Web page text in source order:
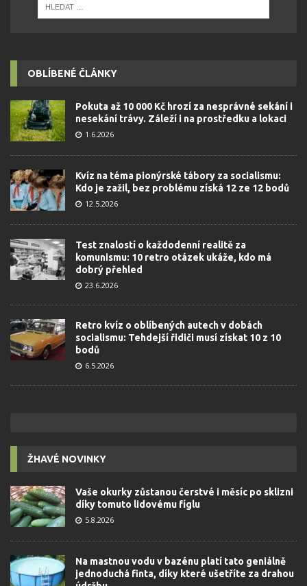
OBLÍBENÉ ČLÁNKY
Pokuta až 10 000 Kč hrozí za nesprávné sekání i
nesekání trávy. Záleží i na prostředku a lokaci
1.6.2026
Kvíz na téma pionýrské tábory za socialismu:
Kdo je zažil, bez problému získá 12 ze 12 bodů
12.5.2026
Test znalostí o každodenní realitě za
komunismu: 10 retro otázek ukáže, kdo má
dobrý přehled
23.6.2026
Retro kvíz o oblíbených autech v dobách
socialismu: Tehdejší řidiči musí získat 10 z 10
bodů
6.5.2026
ŽHAVÉ NOVINKY
Vaše okurky zůstanou čerstvé i měsíc po sklizni
díky tomuto lidovému fíglu
5.8.2026
Na mastnou vodu v bazénu platí tato geniálně
jednoduchá finta, díky které ušetříte za drahou